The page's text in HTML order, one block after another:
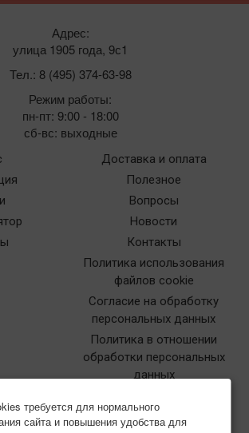
Доставка и оплата
Полезное
Вопросы
Новости
Контакты
Политика использования
файлов cookie
Согласие на обработку
персональных данных
Политика в отношении
обработки персональных
данных
Адрес:
улица 1905 года, 9с1
Тел.: 8 (495) 374-63-98
Режим работы:
пн-пт: 9:00 - 18:00
сб-вс: выходные
требуется для нормального
сайта и повышения удобства для